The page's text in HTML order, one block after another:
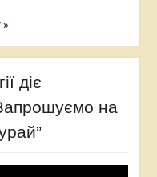
діє
на